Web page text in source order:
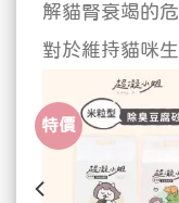
解貓腎衰竭的
對於維持貓咪
特價